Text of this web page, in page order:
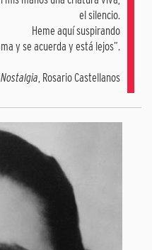
el silencio.
Heme aquí suspirando
y se acuerda y está lejos”.
Nostalgia, Rosario Castellanos